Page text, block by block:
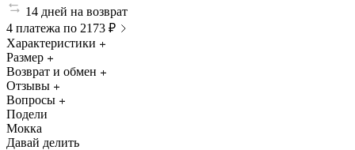
14 дней на возврат
4 платежа по 2173 ₽
Характеристики
Размер
Возврат и обмен
Отзывы
Вопросы
Подели
Мокка
Давай делить